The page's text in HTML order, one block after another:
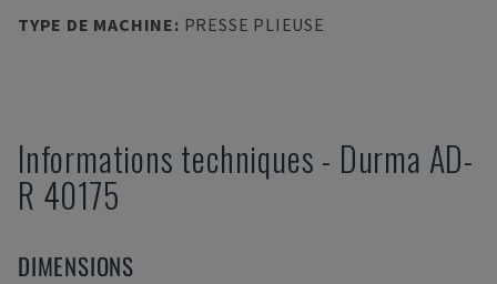
TYPE DE MACHINE: PRESSE PLIEUSE
Informations techniques - Durma AD-
R 40175
DIMENSIONS